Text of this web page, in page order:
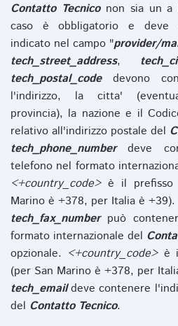
Contatto Tecniconon sia un a
caso è obbligatorio e deve
indicato nel campo "provider/
tech_street_address,
tech_postal_codedevono
l'indirizzo, la citta'
provincia), la nazione e il
relativo all'indirizzo postale del
tech_phone_numberdeve
telefono nel formato
<+country_code>è il prefisso
Marino è +378, per Italia è +39).
tech_fax_numberpuò
formato internazionale del
opzionale. <+country_code>è il
(per San Marino è +378, per
tech_emaildeve contenere
del Contatto Tecnico.